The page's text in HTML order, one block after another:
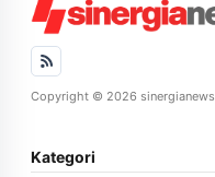
Copyright © 2026
Kategori